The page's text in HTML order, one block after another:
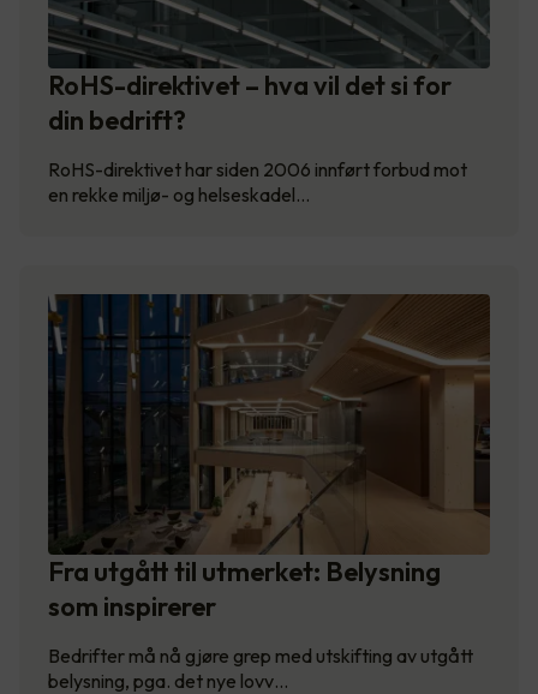
RoHS-direktivet – hva vil det si for
din bedrift?
RoHS-direktivet har siden 2006 innført forbud mot
en rekke miljø- og helseskadel…
Fra utgått til utmerket: Belysning
som inspirerer
Bedrifter må nå gjøre grep med utskifting av utgått
belysning, pga. det nye lovv…